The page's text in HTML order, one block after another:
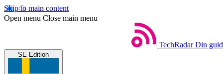
Skip to main content
Open menu Close main menu
TechRadar Din
SE Edition